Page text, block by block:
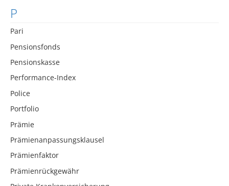
P
Pari
Pensionsfonds
Pensionskasse
Performance-Index
Police
Portfolio
Prämie
Prämienanpassungsklausel
Prämienfaktor
Prämienrückgewähr